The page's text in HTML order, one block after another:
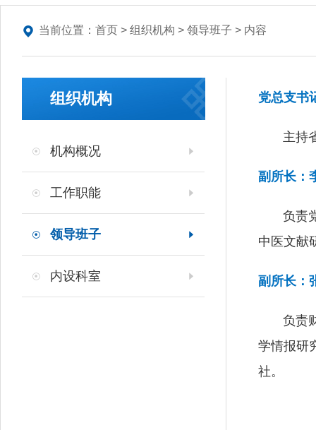
当前位置： 首页 > 组织机构 > 领导班子 > 内容
组织机构
机构概况
工作职能
领导班子
内设科室
党总支书
主持省
副所长：
负责党
中医文献
副所长：
负责财
学情报研
社。